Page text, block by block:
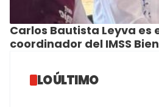
Carlos Bautista Leyva es
coordinador del IMSS
LO ÚLTIMO